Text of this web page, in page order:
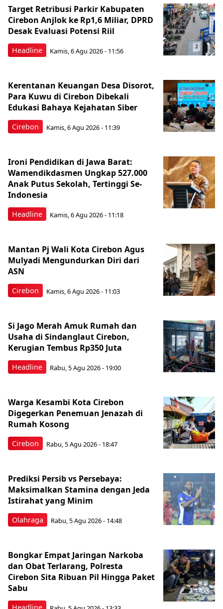
Headline
Target Retribusi Parkir Kabupaten
Cirebon Anjlok ke Rp1,6 Miliar, DPRD
Desak Evaluasi Potensi Riil
Kamis, 6 Agu 2026 - 11:56
Cirebon
Kerentanan Keuangan Desa Disorot,
Para Kuwu di Cirebon Dibekali
Edukasi Bahaya Kejahatan Siber
Kamis, 6 Agu 2026 - 11:39
Headline
Ironi Pendidikan di Jawa Barat:
Wamendikdasmen Ungkap 527.000
Anak Putus Sekolah, Tertinggi Se-
Indonesia
Kamis, 6 Agu 2026 - 11:18
Cirebon
Mantan Pj Wali Kota Cirebon Agus
Mulyadi Mengundurkan Diri dari
ASN
Kamis, 6 Agu 2026 - 11:03
Headline
Si Jago Merah Amuk Rumah dan
Usaha di Sindanglaut Cirebon,
Kerugian Tembus Rp350 Juta
Rabu, 5 Agu 2026 - 19:00
Cirebon
Warga Kesambi Kota Cirebon
Digegerkan Penemuan Jenazah di
Rumah Kosong
Rabu, 5 Agu 2026 - 18:47
Olahraga
Prediksi Persib vs Persebaya:
Maksimalkan Stamina dengan Jeda
Istirahat yang Minim
Rabu, 5 Agu 2026 - 14:48
Bongkar Empat Jaringan Narkoba
dan Obat Terlarang, Polresta
Cirebon Sita Ribuan Pil Hingga Paket
Sabu